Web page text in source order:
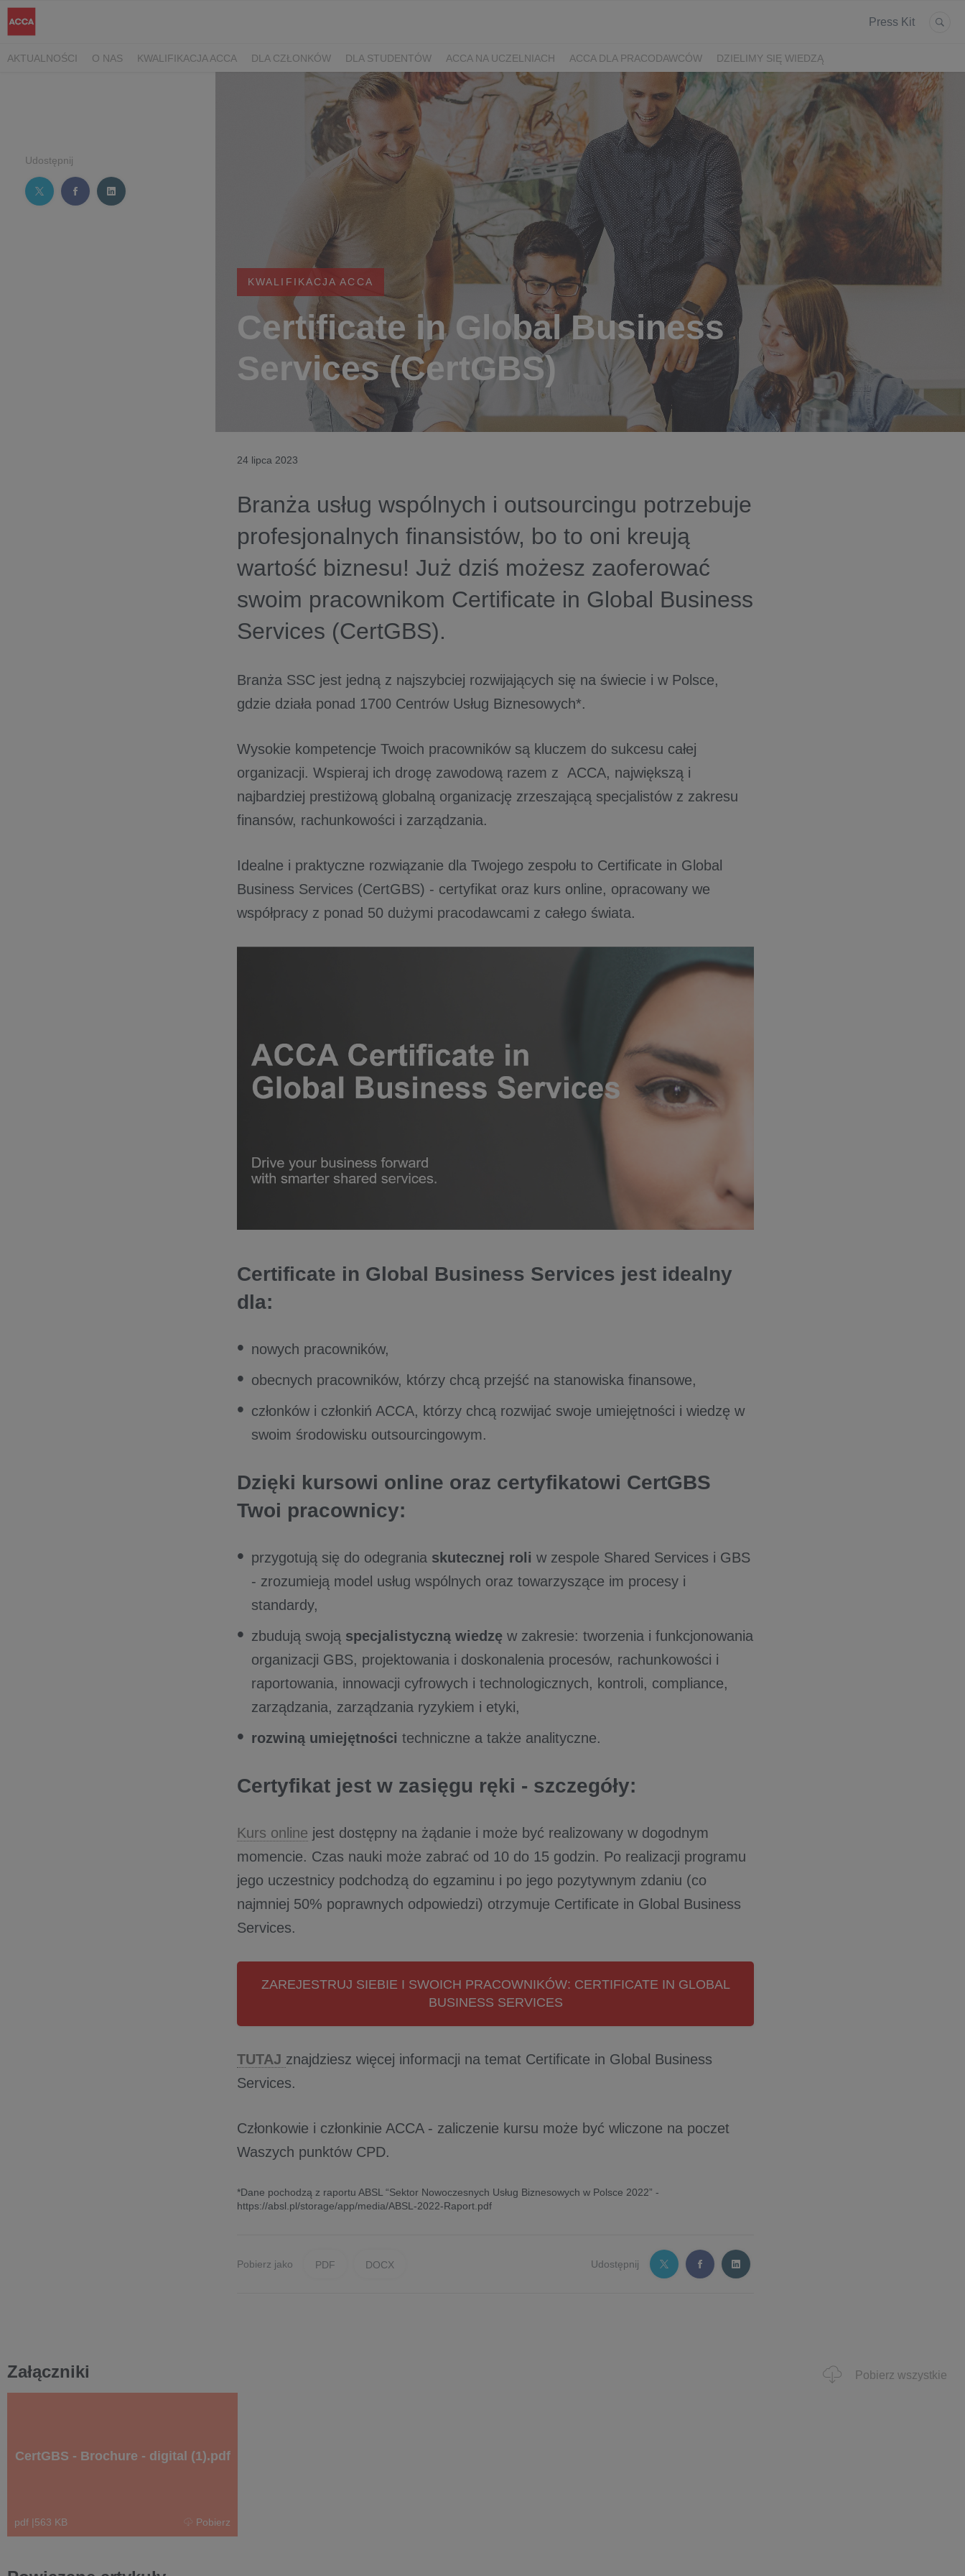
Press Kit
AKTUALNOŚCI O NAS KWALIFIKACJA ACCA DLA CZŁONKÓW DLA STUDENTÓW ACCA NA UCZELNIACH ACCA DLA PRACODAWCÓW DZIELIMY SIĘ WIEDZĄ
Udostępnij
KWALIFIKACJA ACCA
Certificate in Global Business
Services (CertGBS)
24 lipca 2023
Branża usług wspólnych i outsourcingu potrzebuje
profesjonalnych finansistów, bo to oni kreują
wartość biznesu! Już dziś możesz zaoferować
swoim pracownikom Certificate in Global Business
Services (CertGBS).
Branża SSC jest jedną z najszybciej rozwijających się na świecie i w Polsce,
gdzie działa ponad 1700 Centrów Usług Biznesowych*.
Wysokie kompetencje Twoich pracowników są kluczem do sukcesu całej
organizacji. Wspieraj ich drogę zawodową razem z ACCA, największą i
najbardziej prestiżową globalną organizację zrzeszającą specjalistów z zakresu
finansów, rachunkowości i zarządzania.
Idealne i praktyczne rozwiązanie dla Twojego zespołu to Certificate in Global
Business Services (CertGBS) - certyfikat oraz kurs online, opracowany we
współpracy z ponad 50 dużymi pracodawcami z całego świata.
Certificate in Global Business Services jest idealny
dla:
nowych pracowników,
obecnych pracowników, którzy chcą przejść na stanowiska finansowe,
członków i członkiń ACCA, którzy chcą rozwijać swoje umiejętności i wiedzę w
swoim środowisku outsourcingowym.
Dzięki kursowi online oraz certyfikatowi CertGBS
Twoi pracownicy:
przygotują się do odegrania skutecznej roli w zespole Shared Services i GBS
- zrozumieją model usług wspólnych oraz towarzyszące im procesy i
standardy,
zbudują swoją specjalistyczną wiedzę w zakresie: tworzenia i funkcjonowania
organizacji GBS, projektowania i doskonalenia procesów, rachunkowości i
raportowania, innowacji cyfrowych i technologicznych, kontroli, compliance,
zarządzania, zarządzania ryzykiem i etyki,
rozwiną umiejętności techniczne a także analityczne.
Certyfikat jest w zasięgu ręki - szczegóły:
Kurs online jest dostępny na żądanie i może być realizowany w dogodnym
momencie. Czas nauki może zabrać od 10 do 15 godzin. Po realizacji programu
jego uczestnicy podchodzą do egzaminu i po jego pozytywnym zdaniu (co
najmniej 50% poprawnych odpowiedzi) otrzymuje Certificate in Global Business
Services.
ZAREJESTRUJ SIEBIE I SWOICH PRACOWNIKÓW: CERTIFICATE IN GLOBAL
BUSINESS SERVICES
TUTAJ znajdziesz więcej informacji na temat Certificate in Global Business
Services.
Członkowie i członkinie ACCA - zaliczenie kursu może być wliczone na poczet
Waszych punktów CPD.
*Dane pochodzą z raportu ABSL “Sektor Nowoczesnych Usług Biznesowych w Polsce 2022” -
https://absl.pl/storage/app/media/ABSL-2022-Raport.pdf
Pobierz jako PDF DOCX Udostępnij
Załączniki Pobierz wszystkie
CertGBS - Brochure - digital (1).pdf
pdf |563 KB Pobierz